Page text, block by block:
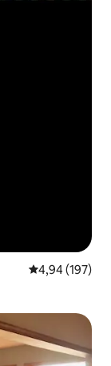
Średnia
4,94 (197)